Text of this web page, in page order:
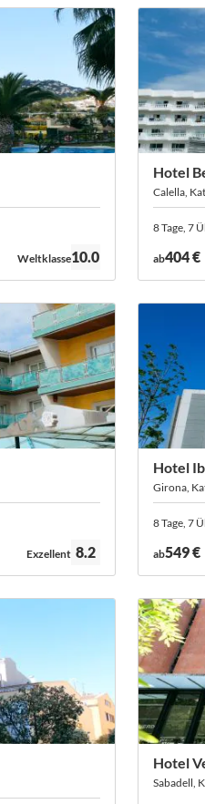
Bewertung:
Weltklasse10.0
Hotel
Calella,
8 Tage, 7
ab404 €
Bewertung:
Exzellent 8.2
Hotel
Girona,
8 Tage, 7
ab549 €
Hotel
Sabadell,